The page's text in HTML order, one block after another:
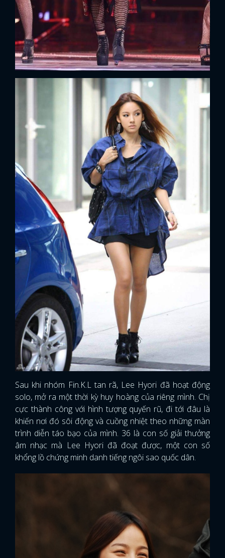
Sau khi nhóm Fin.K.L tan rã, Lee Hyori đã hoạt động
solo, mở ra một thời kỳ huy hoàng của riêng mình. Chị
cực thành công với hình tượng quyến rũ, đi tới đâu là
khiến nơi đó sôi động và cuồng nhiệt theo những màn
trình diễn táo bạo của mình. 36 là con số giải thưởng
âm nhạc mà Lee Hyori đã đoạt được, một con số
khổng lồ chứng minh danh tiếng ngôi sao quốc dân.